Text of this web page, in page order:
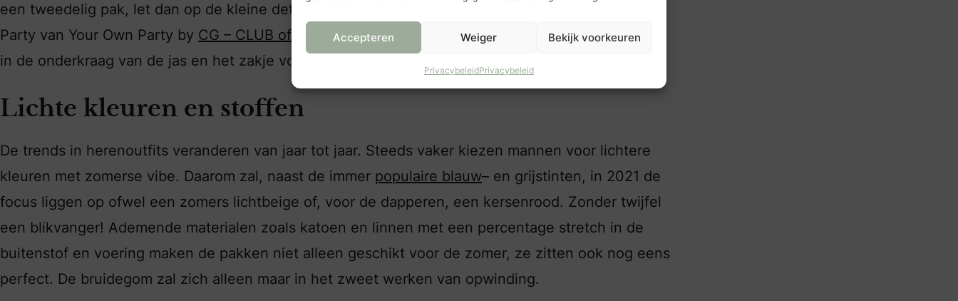
Accepteren Weiger Bekijk voorkeuren
PrivacybeleidPrivacybeleid
een tweedelig pak, let dan op de kleine details. Een leuk kenmerk van de pakken uit Your Own
Party van Your Own Party by CG – CLUB of GENTSzijn de rubberen prints aan de binnenzijde en
in de onderkraag van de jas en het zakje voor de trouwringen.
Lichte kleuren en stoffen
De trends in herenoutfits veranderen van jaar tot jaar. Steeds vaker kiezen mannen voor lichtere
kleuren met zomerse vibe. Daarom zal, naast de immer populaire blauw– en grijstinten, in 2021 de
focus liggen op ofwel een zomers lichtbeige of, voor de dapperen, een kersenrood. Zonder twijfel
een blikvanger! Ademende materialen zoals katoen en linnen met een percentage stretch in de
buitenstof en voering maken de pakken niet alleen geschikt voor de zomer, ze zitten ook nog eens
perfect. De bruidegom zal zich alleen maar in het zweet werken van opwinding.